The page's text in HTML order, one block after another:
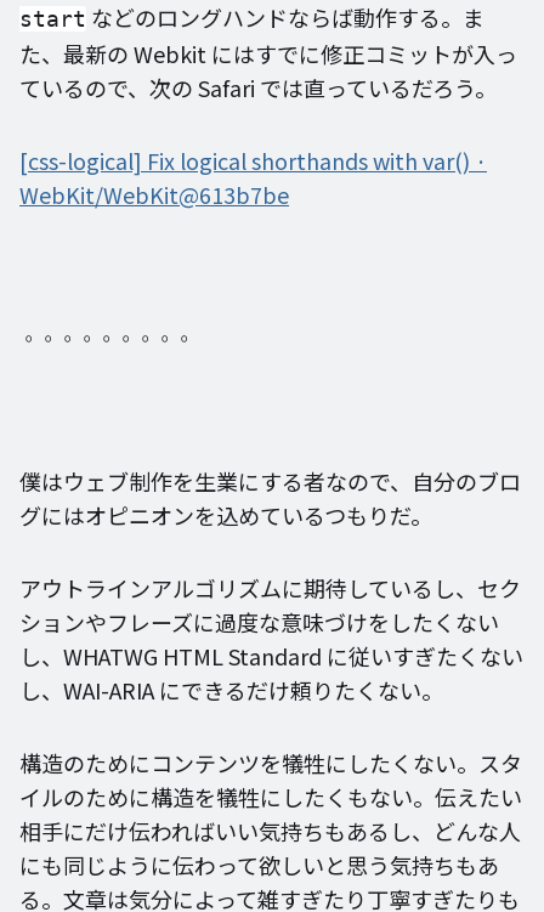
start などのロングハンドならば動作する。ま
た、最新の Webkit にはすでに修正コミットが入っ
ているので、次の Safari では直っているだろう。
[css-logical] Fix logical shorthands with var() ·
WebKit/WebKit@613b7be
僕はウェブ制作を生業にする者なので、自分のブロ
グにはオピニオンを込めているつもりだ。
アウトラインアルゴリズムに期待しているし、セク
ションやフレーズに過度な意味づけをしたくない
し、WHATWG HTML Standard に従いすぎたくない
し、WAI-ARIA にできるだけ頼りたくない。
構造のためにコンテンツを犠牲にしたくない。スタ
イルのために構造を犠牲にしたくもない。伝えたい
相手にだけ伝わればいい気持ちもあるし、どんな人
にも同じように伝わって欲しいと思う気持ちもあ
る。文章は気分によって雑すぎたり丁寧すぎたりも